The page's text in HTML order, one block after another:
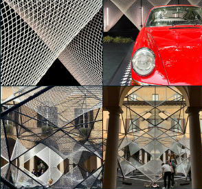
The Art of Dreams
Denise Sabrina
Timis
The Art of Dreams
Denise Sabrina
Timis